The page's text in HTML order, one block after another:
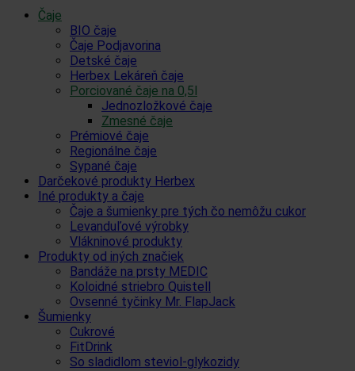
Čaje
BIO čaje
Čaje Podjavorina
Detské čaje
Herbex Lekáreň čaje
Porciované čaje na 0,5l
Jednozložkové čaje
Zmesné čaje
Prémiové čaje
Regionálne čaje
Sypané čaje
Darčekové produkty Herbex
Iné produkty a čaje
Čaje a šumienky pre tých čo nemôžu cukor
Levanduľové výrobky
Vlákninové produkty
Produkty od iných značiek
Bandáže na prsty MEDIC
Koloidné striebro Quistell
Ovsenné tyčinky Mr. FlapJack
Šumienky
Cukrové
FitDrink
So sladidlom steviol-glykozidy